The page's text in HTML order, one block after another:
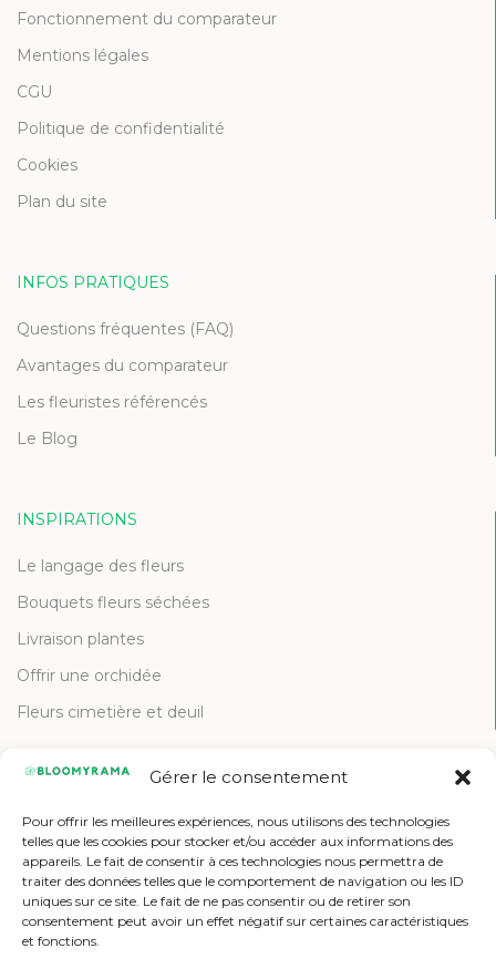
Gérer le consentement
Pour offrir les meilleures expériences, nous utilisons des technologies
telles que les cookies pour stocker et/ou accéder aux informations des
appareils. Le fait de consentir à ces technologies nous permettra de
traiter des données telles que le comportement de navigation ou les ID
uniques sur ce site. Le fait de ne pas consentir ou de retirer son
consentement peut avoir un effet négatif sur certaines caractéristiques
et fonctions.
Fonctionnement du comparateur
Mentions légales
CGU
Politique de confidentialité
Cookies
Plan du site
INFOS PRATIQUES
Questions fréquentes (FAQ)
Avantages du comparateur
Les fleuristes référencés
Le Blog
INSPIRATIONS
Le langage des fleurs
Bouquets fleurs séchées
Livraison plantes
Offrir une orchidée
Fleurs cimetière et deuil
Contactez-nous
Etre référencé
Offres d'emploi